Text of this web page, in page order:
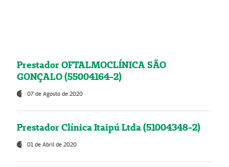
Prestador OFTALMOCLÍNICA SÃO
GONÇALO (55004164-2)
07 de Agosto de 2020
Prestador Clínica Itaipú Ltda (51004348-2)
01 de Abril de 2020